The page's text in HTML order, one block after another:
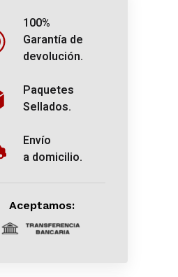
100%
Garantía de
devolución.
Paquetes
Sellados.
Envío
a domicilio.
Aceptamos: